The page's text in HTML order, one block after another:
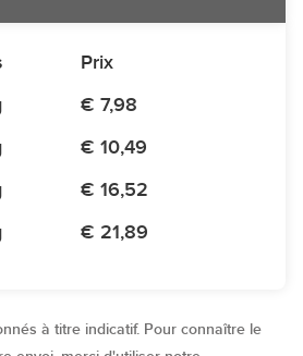
Prix
€ 7,98
€ 10,49
€ 16,52
€ 21,89
à titre indicatif. Pour connaître le